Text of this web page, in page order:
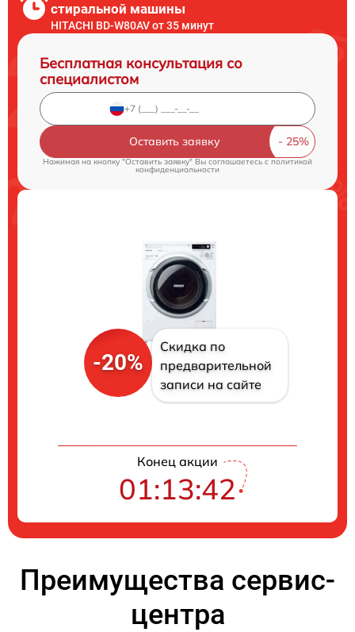
стиральной машины
HITACHI BD-W80AV от 35 минут
Бесплатная консультация со
специалистом
Оставить заявку
Нажимая на кнопку "Оставить заявку" Вы соглашаетесь cполитикой
конфиденциальности
-20%
Скидка по
предварительной
записи на сайте
Конец акции
01:13:41
Преимущества сервис-
центра